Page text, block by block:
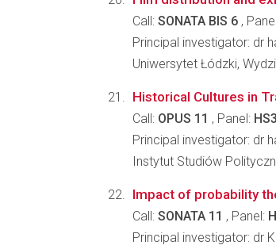
Call: SONATA BIS 6 ,
Principal investigator: dr
Uniwersytet Łódzki,
Historical Cultures in
Call: OPUS 11 , Panel: HS3
Principal investigator: dr
Instytut Studiów
Impact of probability
Call: SONATA 11 , Panel:
Principal investigator: dr